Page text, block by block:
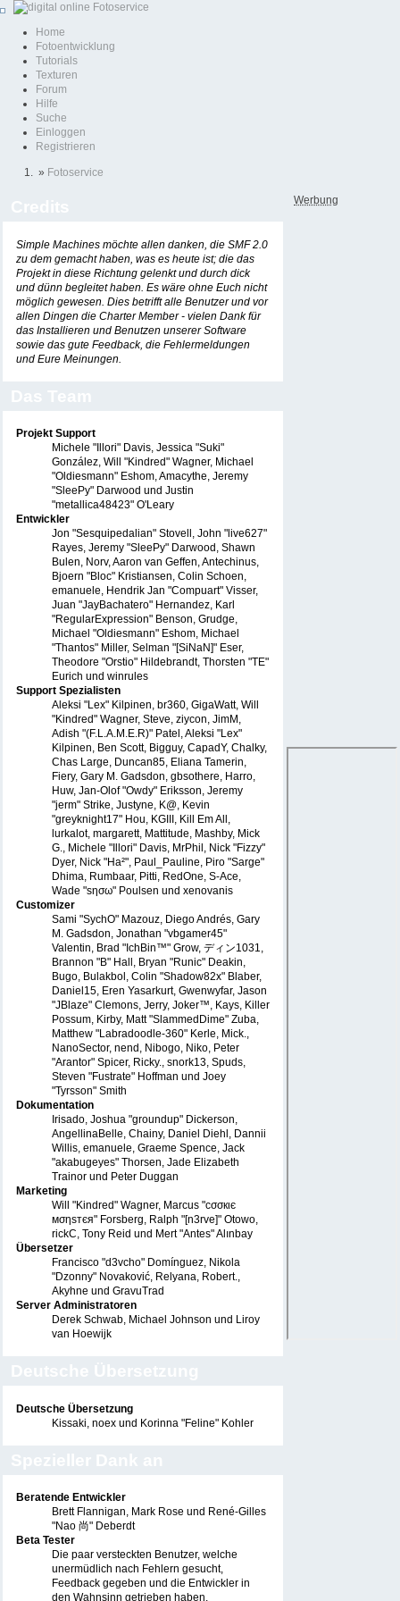
Home
Fotoentwicklung
Tutorials
Texturen
Forum
Hilfe
Suche
Einloggen
Registrieren
» Fotoservice
Simple Machines möchte allen danken, die SMF 2.0
zu dem gemacht haben, was es heute ist; die das
Projekt in diese Richtung gelenkt und durch dick
und dünn begleitet haben. Es wäre ohne Euch nicht
möglich gewesen. Dies betrifft alle Benutzer und vor
allen Dingen die Charter Member - vielen Dank für
das Installieren und Benutzen unserer Software
sowie das gute Feedback, die Fehlermeldungen
und Eure Meinungen.
Projekt Support
Michele "Illori" Davis, Jessica "Suki"
González, Will "Kindred" Wagner, Michael
"Oldiesmann" Eshom, Amacythe, Jeremy
"SleePy" Darwood und Justin
"metallica48423" O'Leary
Entwickler
Jon "Sesquipedalian" Stovell, John "live627"
Rayes, Jeremy "SleePy" Darwood, Shawn
Bulen, Norv, Aaron van Geffen, Antechinus,
Bjoern "Bloc" Kristiansen, Colin Schoen,
emanuele, Hendrik Jan "Compuart" Visser,
Juan "JayBachatero" Hernandez, Karl
"RegularExpression" Benson, Grudge,
Michael "Oldiesmann" Eshom, Michael
"Thantos" Miller, Selman "[SiNaN]" Eser,
Theodore "Orstio" Hildebrandt, Thorsten "TE"
Eurich und winrules
Support Spezialisten
Aleksi "Lex" Kilpinen, br360, GigaWatt, Will
"Kindred" Wagner, Steve, ziycon, JimM,
Adish "(F.L.A.M.E.R)" Patel, Aleksi "Lex"
Kilpinen, Ben Scott, Bigguy, CapadY, Chalky,
Chas Large, Duncan85, Eliana Tamerin,
Fiery, Gary M. Gadsdon, gbsothere, Harro,
Huw, Jan-Olof "Owdy" Eriksson, Jeremy
"jerm" Strike, Justyne, K@, Kevin
"greyknight17" Hou, KGIII, Kill Em All,
lurkalot, margarett, Mattitude, Mashby, Mick
G., Michele "Illori" Davis, MrPhil, Nick "Fizzy"
Dyer, Nick "Ha²", Paul_Pauline, Piro "Sarge"
Dhima, Rumbaar, Pitti, RedOne, S-Ace,
Wade "sησω" Poulsen und xenovanis
Customizer
Sami "SychO" Mazouz, Diego Andrés, Gary
M. Gadsdon, Jonathan "vbgamer45"
Valentin, Brad "IchBin™" Grow, ディン1031,
Brannon "B" Hall, Bryan "Runic" Deakin,
Bugo, Bulakbol, Colin "Shadow82x" Blaber,
Daniel15, Eren Yasarkurt, Gwenwyfar, Jason
"JBlaze" Clemons, Jerry, Joker™, Kays, Killer
Possum, Kirby, Matt "SlammedDime" Zuba,
Matthew "Labradoodle-360" Kerle, Mick.,
NanoSector, nend, Nibogo, Niko, Peter
"Arantor" Spicer, Ricky., snork13, Spuds,
Steven "Fustrate" Hoffman und Joey
"Tyrsson" Smith
Dokumentation
Irisado, Joshua "groundup" Dickerson,
AngellinaBelle, Chainy, Daniel Diehl, Dannii
Willis, emanuele, Graeme Spence, Jack
"akabugeyes" Thorsen, Jade Elizabeth
Trainor und Peter Duggan
Marketing
Will "Kindred" Wagner, Marcus "cσσкιє
мσηѕтєя" Forsberg, Ralph "[n3rve]" Otowo,
rickC, Tony Reid und Mert "Antes" Alınbay
Übersetzer
Francisco "d3vcho" Domínguez, Nikola
"Dzonny" Novaković, Relyana, Robert.,
Akyhne und GravuTrad
Server Administratoren
Derek Schwab, Michael Johnson und Liroy
van Hoewijk
Deutsche Übersetzung
Kissaki, noex und Korinna "Feline" Kohler
Beratende Entwickler
Brett Flannigan, Mark Rose und René-Gilles
"Nao 尚" Deberdt
Beta Tester
Die paar versteckten Benutzer, welche
unermüdlich nach Fehlern gesucht,
Feedback gegeben und die Entwickler in
den Wahnsinn getrieben haben.
Werbung